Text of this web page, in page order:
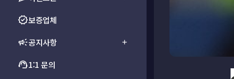
verified보증업체
campaign공지사항 add
support_agent1:1 문의